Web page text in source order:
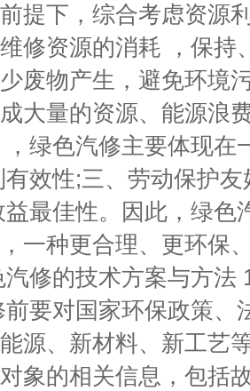
提下，综合考虑资源
修资源的消耗 ，保持
废物产生，避免环境
大量的资源、能源浪
，绿色汽修主要体现在
效性;三、劳动保护
最佳性。因此，绿色
一种更合理、更环保
修的技术方案与方法
要对国家环保政策、
源、新材料、新工艺
象的相关信息，包括